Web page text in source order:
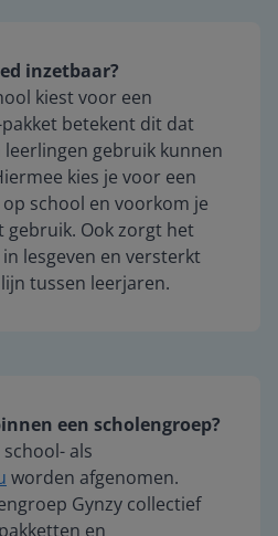
inzetbaar?
kiest voor een
betekent dit dat
gebruik kunnen
kies je voor een
school en voorkom je
Ook zorgt het
lesgeven en versterkt
tussen leerjaren.
een scholengroep?
als
worden afgenomen.
Gynzy collectief
en